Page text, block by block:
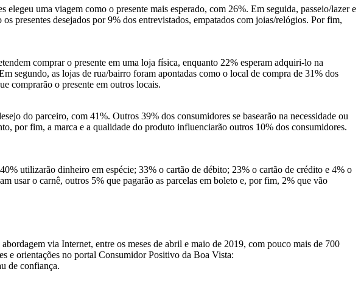
uma viagem como o presente mais esperado, com 26%. Em seguida, passeio/lazer e
presentes desejados por 9% dos entrevistados, empatados com joias/relógios. Por fim,
comprar o presente em uma loja física, enquanto 22% esperam adquiri-lo na
segundo, as lojas de rua/bairro foram apontadas como o local de compra de 31% dos
comprarão o presente em outros locais.
do parceiro, com 41%. Outros 39% dos consumidores se basearão na necessidade ou
por fim, a marca e a qualidade do produto influenciarão outros 10% dos consumidores.
utilizarão dinheiro em espécie; 33% o cartão de débito; 23% o cartão de crédito e 4% o
usar o carnê, outros 5% que pagarão as parcelas em boleto e, por fim, 2% que vão
via Internet, entre os meses de abril e maio de 2019, com pouco mais de 700
e orientações no portal Consumidor Positivo da Boa Vista:
de confiança.